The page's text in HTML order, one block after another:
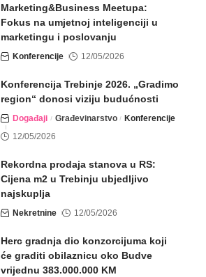
Marketing&Business Meetupa:
Fokus na umjetnoj inteligenciji u
marketingu i poslovanju
Konferencije 12/05/2026
Konferencija Trebinje 2026. „Gradimo
region“ donosi viziju budućnosti
Događaji Građevinarstvo
Konferencije
12/05/2026
Rekordna prodaja stanova u RS:
Cijena m2 u Trebinju ubjedljivo
najskuplja
Nekretnine 12/05/2026
Herc gradnja dio konzorcijuma koji
će graditi obilaznicu oko Budve
vrijednu 383.000.000 KM